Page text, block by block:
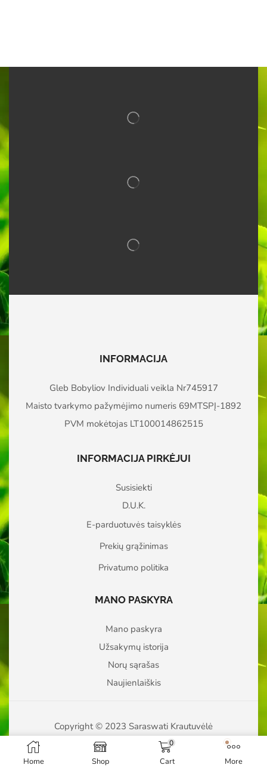
INFORMACIJA
Gleb Bobyliov Individuali veikla Nr745917
Maisto tvarkymo pažymėjimo numeris 69MTSPĮ-1892
PVM mokėtojas LT100014862515
INFORMACIJA PIRKĖJUI
Susisiekti
D.U.K.
E-parduotuvės taisyklės
Prekių grąžinimas
Privatumo politika
MANO PASKYRA
Mano paskyra
Užsakymų istorija
Norų sąrašas
Naujienlaiškis
Copyright © 2023 Saraswati Krautuvėlė
Home Shop
0
Cart More